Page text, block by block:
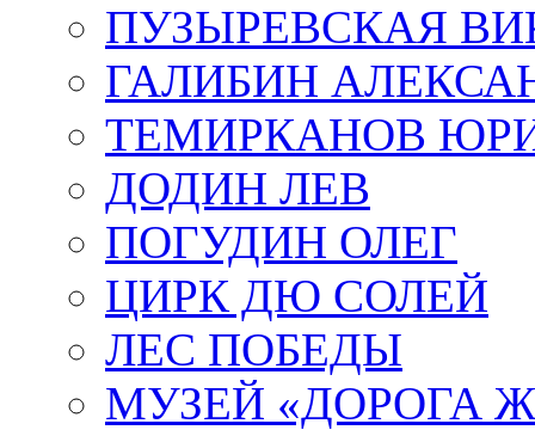
ПУЗЫРЕВСКАЯ
ГАЛИБИН
ТЕМИРКАНОВ
ДОДИН ЛЕВ
ПОГУДИН ОЛЕГ
ЦИРК ДЮ СОЛЕЙ
ЛЕС ПОБЕДЫ
МУЗЕЙ «ДОРОГА